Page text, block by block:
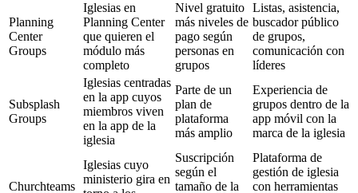
Planning
Center
Groups
Iglesias en
Planning Center
que quieren el
módulo más
completo
Nivel gratuito
más niveles de
pago según
personas en
grupos
Listas, asistencia,
buscador público
de grupos,
comunicación con
líderes
Subsplash
Groups
Iglesias centradas
en la app cuyos
miembros viven
en la app de la
iglesia
Parte de un
plan de
plataforma
más amplio
Experiencia de
grupos dentro de la
app móvil con la
marca de la iglesia
Churchteams
Iglesias cuyo
ministerio gira en
Suscripción
según el
tamaño de la
Plataforma de
gestión de iglesia
con herramientas